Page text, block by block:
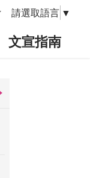
請選取語言 ▼
文宣指南